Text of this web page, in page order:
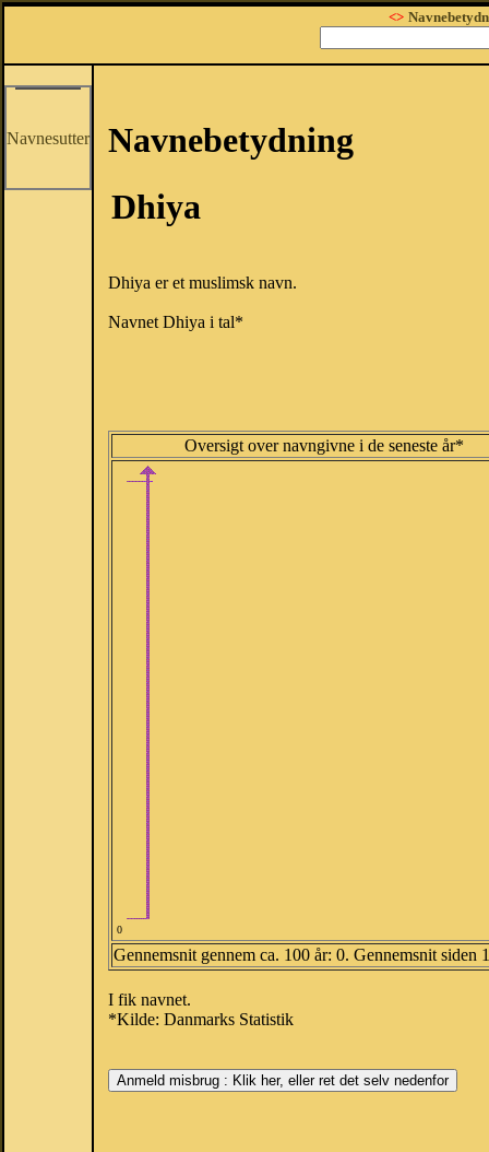
<>
Navnesutter
Navnebetydning
Dhiya
Dhiya er et muslimsk navn.
Navnet Dhiya i tal*
Oversigt over navngivne i de seneste år*
0
Gennemsnit gennem ca. 100 år: 0. Gennemsnit siden
I fik navnet.
*Kilde: Danmarks Statistik